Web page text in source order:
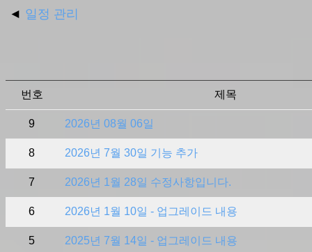
◄ 일정 관리
번호 제목
9 2026년 08월 06일
8 2026년 7월 30일 기능 추가
7 2026년 1월 28일 수정사항입니다.
6 2026년 1월 10일 - 업그레이드 내용
5 2025년 7월 14일 - 업그레이드 내용